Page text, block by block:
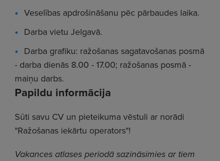
Veselības apdrošināšanu pēc pārbaudes laika.
Darba vietu Jelgavā.
Darba grafiku: ražošanas sagatavošanas posmā
- darba dienās 8.00 - 17.00; ražošanas posmā -
maiņu darbs.
Papildu informācija
Sūti savu CV un pieteikuma vēstuli ar norādi
"Ražošanas iekārtu operators"!
Vakances atlases periodā sazināsimies ar tiem